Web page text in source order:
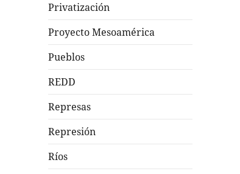
Privatización
Proyecto Mesoamérica
Pueblos
REDD
Represas
Represión
Ríos